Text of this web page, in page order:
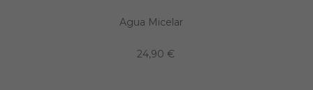
Agua Micelar
24,90 €